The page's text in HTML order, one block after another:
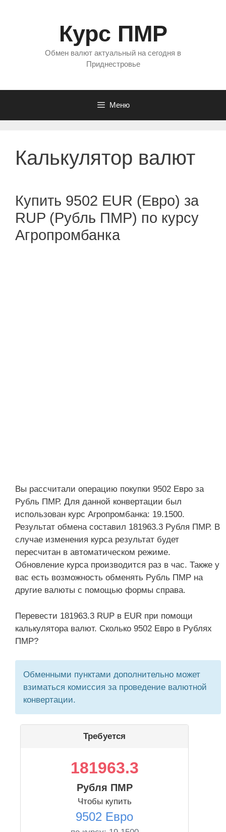
Курс ПМР
Обмен валют актуальный на сегодня в
Приднестровье
Меню
Калькулятор валют
Купить 9502 EUR (Евро) за
RUP (Рубль ПМР) по курсу
Агропромбанка
Вы рассчитали операцию покупки 9502 Евро за
Рубль ПМР. Для данной конвертации был
использован курс Агропромбанка: 19.1500.
Результат обмена составил 181963.3 Рубля ПМР. В
случае изменения курса результат будет
пересчитан в автоматическом режиме.
Обновление курса производится раз в час. Также у
вас есть возможность обменять Рубль ПМР на
другие валюты с помощью формы справа.
Перевести 181963.3 RUP в EUR при помощи
калькулятора валют. Сколько 9502 Евро в Рублях
ПМР?
Обменными пунктами дополнительно может
взиматься комиссия за проведение валютной
конвертации.
Требуется
181963.3
Рубля ПМР
Чтобы купить
9502 Евро